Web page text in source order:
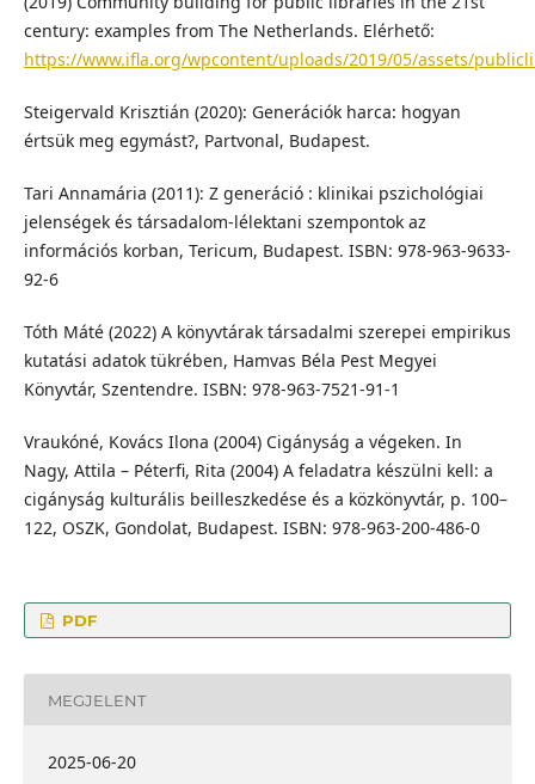
century: examples from The Netherlands. Elérhető:
https://www.ifla.org/wpcontent/uploads/2019/05/assets/
Steigervald Krisztián (2020): Generációk harca: hogyan
értsük meg egymást?, Partvonal, Budapest.
Tari Annamária (2011): Z generáció : klinikai pszichológiai
jelenségek és társadalom-lélektani szempontok az
információs korban, Tericum, Budapest. ISBN: 978-963-9633-
92-6
Tóth Máté (2022) A könyvtárak társadalmi szerepei empirikus
kutatási adatok tükrében, Hamvas Béla Pest Megyei
Könyvtár, Szentendre. ISBN: 978-963-7521-91-1
Vraukóné, Kovács Ilona (2004) Cigányság a végeken. In
Nagy, Attila – Péterfi, Rita (2004) A feladatra készülni kell: a
cigányság kulturális beilleszkedése és a közkönyvtár, p. 100–
122, OSZK, Gondolat, Budapest. ISBN: 978-963-200-486-0
PDF
MEGJELENT
2025-06-20